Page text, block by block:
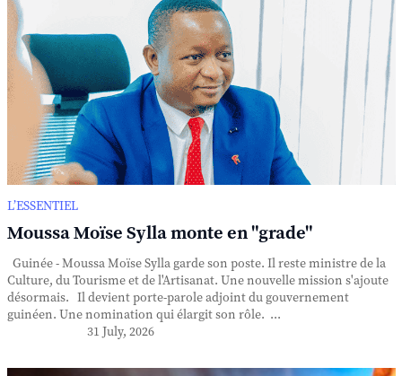
L’ESSENTIEL
Moussa Moïse Sylla monte en "grade"
Guinée - Moussa Moïse Sylla garde son poste. Il reste ministre de la
Culture, du Tourisme et de l'Artisanat. Une nouvelle mission s'ajoute
désormais. Il devient porte-parole adjoint du gouvernement
guinéen. Une nomination qui élargit son rôle. ...
31 July, 2026